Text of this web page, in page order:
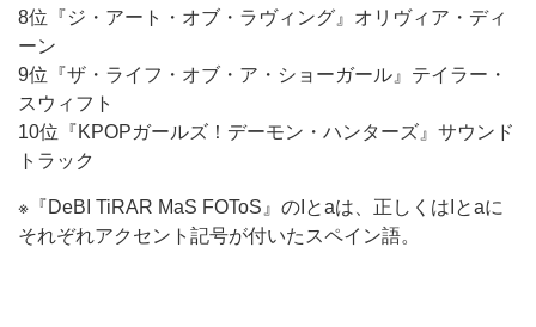
8位『ジ・アート・オブ・ラヴィング』オリヴィア・ディ
ーン
9位『ザ・ライフ・オブ・ア・ショーガール』テイラー・
スウィフト
10位『KPOPガールズ！デーモン・ハンターズ』サウンド
トラック
※『DeBI TiRAR MaS FOToS』のIとaは、正しくはIとaに
それぞれアクセント記号が付いたスペイン語。